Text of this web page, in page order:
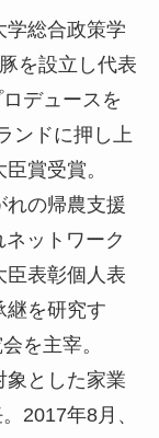
学総合政策学
を設立し代表
デュースを
ンドに押し上
賞受賞。
れの帰農支援
ットワーク
臣表彰個人表
継を研究す
を主宰。
象とした家業
2017年8月、